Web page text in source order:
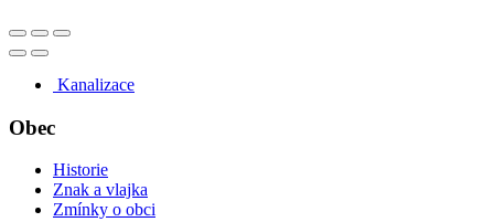
Kanalizace
Obec
Historie
Znak a vlajka
Zmínky o obci